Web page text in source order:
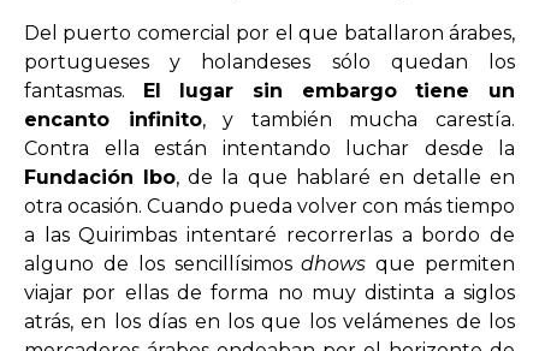
Del puerto comercial por el que batallaron árabes,
portugueses y holandeses sólo quedan los
fantasmas. El lugar sin embargo tiene un
encanto infinito, y también mucha carestía.
Contra ella están intentando luchar desde la
Fundación Ibo, de la que hablaré en detalle en
otra ocasión. Cuando pueda volver con más tiempo
a las Quirimbas intentaré recorrerlas a bordo de
alguno de los sencillísimosdhows que permiten
viajar por ellas de forma no muy distinta a siglos
atrás, en los días en los que los velámenes de los